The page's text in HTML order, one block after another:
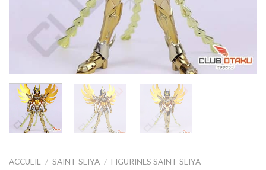
ACCUEIL / SAINT SEIYA / FIGURINES SAINT SEIYA